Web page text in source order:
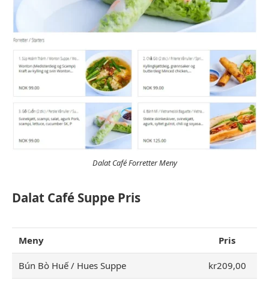
Dalat Café Forretter Meny
Dalat Café Suppe Pris
Meny Pris
Bún Bò Huế / Hues Suppe kr209,00